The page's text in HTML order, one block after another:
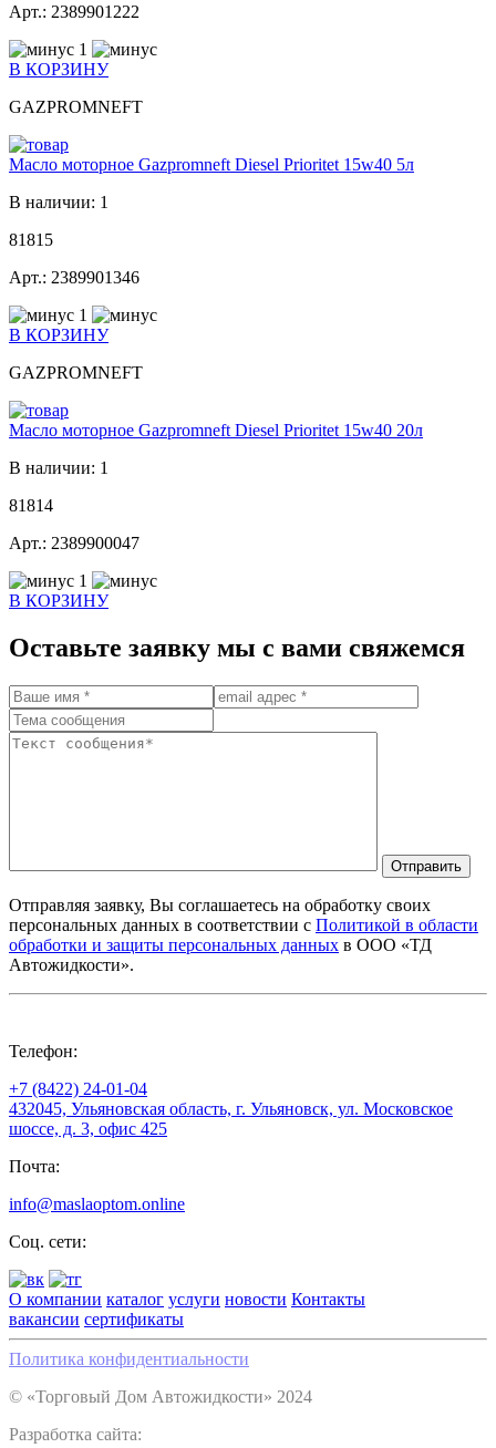
Арт.: 2389901222
1
В КОРЗИНУ
GAZPROMNEFT
Масло моторное Gazpromneft Diesel Prioritet 15w40 5л
В наличии: 1
81815
Арт.: 2389901346
1
В КОРЗИНУ
GAZPROMNEFT
Масло моторное Gazpromneft Diesel Prioritet 15w40 20л
В наличии: 1
81814
Арт.: 2389900047
1
В КОРЗИНУ
Оставьте заявку мы с вами свяжемся
Отправить
Отправляя заявку, Вы соглашаетесь на обработку своих
персональных данных в соответствии с Политикой в области
обработки и защиты персональных данных в ООО «ТД
Автожидкости».
Телефон:
+7 (8422) 24-01-04
432045, Ульяновская область, г. Ульяновск, ул. Московское
шоссе, д. 3, офис 425
Почта:
info@maslaoptom.online
Соц. сети:
О компании каталог услуги новости Контакты
вакансии сертификаты
Политика конфидентиальности
© «Торговый Дом Автожидкости» 2024
Разработка сайта: